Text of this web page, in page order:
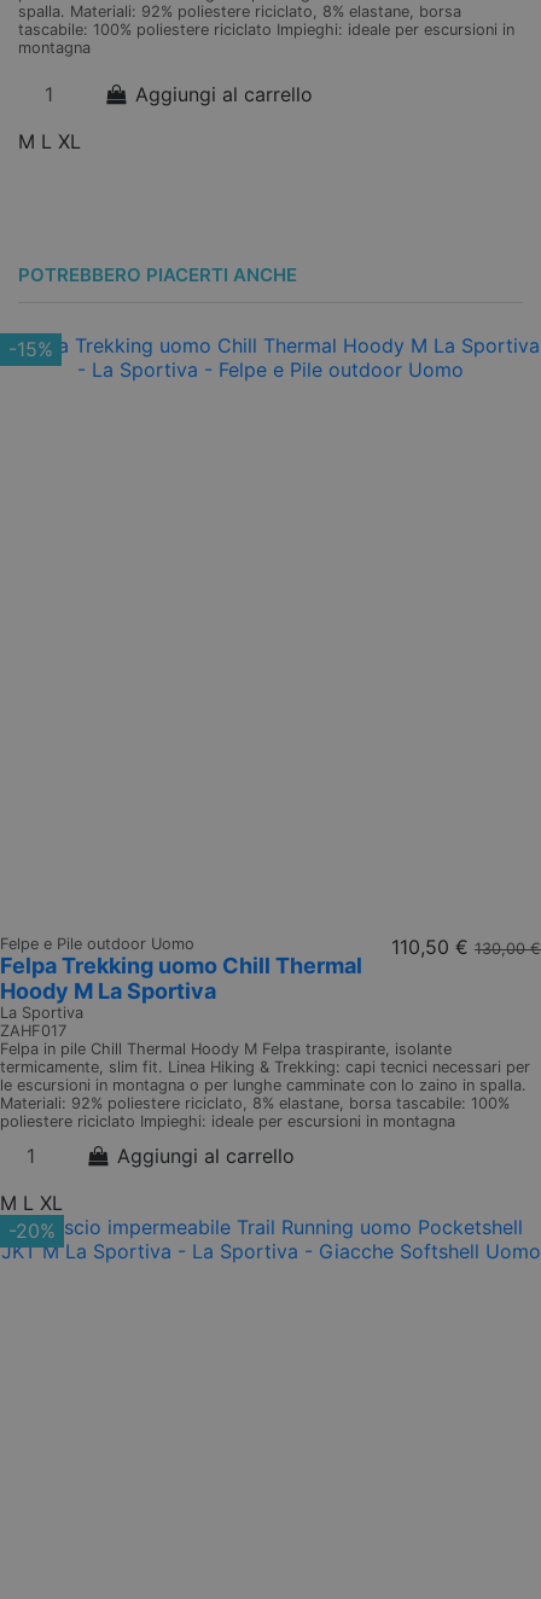
spalla. Materiali: 92% poliestere riciclato, 8% elastane, borsa
tascabile: 100% poliestere riciclato Impieghi: ideale per escursioni in
montagna
Aggiungi al carrello
M L XL
POTREBBERO PIACERTI ANCHE
-15%
Felpe e Pile outdoor Uomo
Felpa Trekking uomo Chill Thermal
Hoody M La Sportiva
La Sportiva
ZAHF017
110,50 € 130,00 €
Felpa in pile Chill Thermal Hoody M Felpa traspirante, isolante
termicamente, slim fit. Linea Hiking & Trekking: capi tecnici necessari per
le escursioni in montagna o per lunghe camminate con lo zaino in spalla.
Materiali: 92% poliestere riciclato, 8% elastane, borsa tascabile: 100%
poliestere riciclato Impieghi: ideale per escursioni in montagna
Aggiungi al carrello
M L XL
-20%